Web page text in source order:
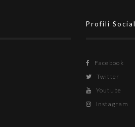
Profili Social
Facebook
Twitter
Youtube
Instagram